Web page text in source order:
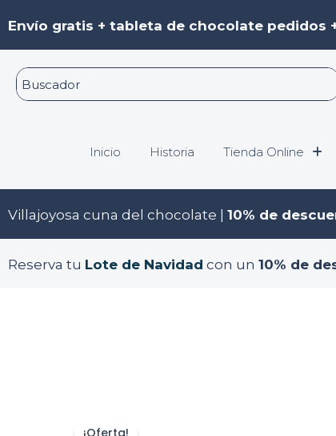
al
contenido
Envío gratis + tableta de chocolate pedidos
Inicio Historia Tienda Online
Villajoyosa cuna del chocolate | 10% de
Reserva tu Lote de Navidad con un 10% de
¡Oferta!